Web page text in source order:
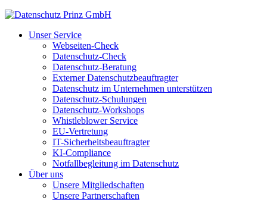
Unser Service
Webseiten-Check
Datenschutz-Check
Datenschutz-Beratung
Externer Datenschutzbeauftragter
Datenschutz im Unternehmen unterstützen
Datenschutz-Schulungen
Datenschutz-Workshops
Whistleblower Service
EU-Vertretung
IT-Sicherheitsbeauftragter
KI-Compliance
Notfallbegleitung im Datenschutz
Über uns
Unsere Mitgliedschaften
Unsere Partnerschaften